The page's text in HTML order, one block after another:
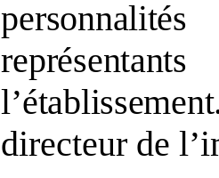
l’établissement
directeur de